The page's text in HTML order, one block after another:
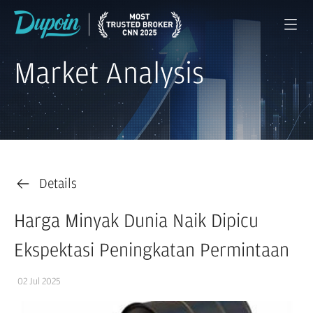
Market Analysis
Details
Harga Minyak Dunia Naik Dipicu
Ekspektasi Peningkatan Permintaan
02 Jul 2025